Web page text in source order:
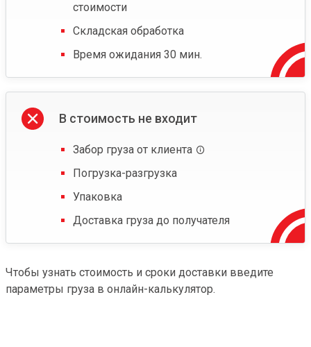
стоимости
Складская обработка
Время ожидания 30 мин.
В стоимость не входит
Забор груза от клиента
Погрузка-разгрузка
Упаковка
Доставка груза до получателя
Чтобы узнать стоимость и сроки доставки введите
параметры груза в онлайн-калькулятор.